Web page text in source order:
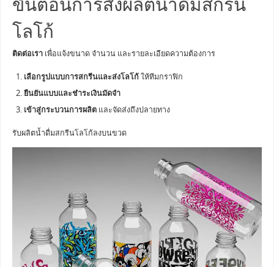
ขั้นตอนการสั่งผลิตน้ำดื่มสกรีน
โลโก้
ติดต่อเราเพื่อแจ้งขนาด จำนวน และรายละเอียดความต้องการ
เลือกรูปแบบการสกรีนและส่งโลโก้ให้ทีมกราฟิก
ยืนยันแบบและชำระเงินมัดจำ
เข้าสู่กระบวนการผลิตและจัดส่งถึงปลายทาง
รับผลิตน้ำดื่มสกรีนโลโก้ลงบนขวด